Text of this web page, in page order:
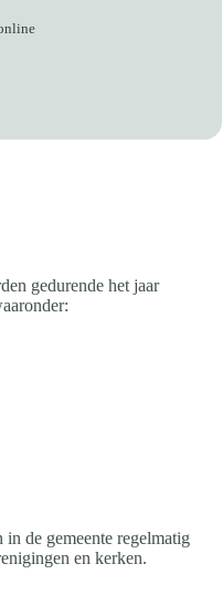
gedurende het jaar
de gemeente regelmatig
en kerken.